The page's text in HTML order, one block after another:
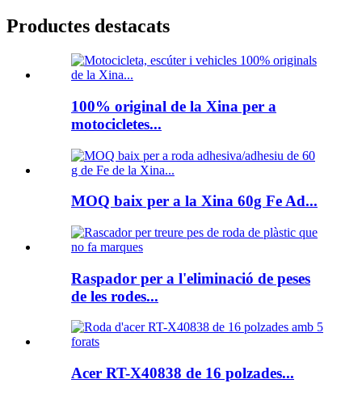
Productes destacats
100% original de la Xina per a
motocicletes...
MOQ baix per a la Xina 60g Fe Ad...
Raspador per a l'eliminació de peses
de les rodes...
Acer RT-X40838 de 16 polzades...